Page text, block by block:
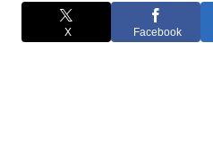
X Facebook